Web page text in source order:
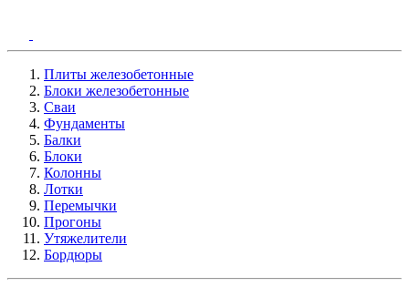
Плиты железобетонные
Блоки железобетонные
Сваи
Фундаменты
Балки
Блоки
Колонны
Лотки
Перемычки
Прогоны
Утяжелители
Бордюры